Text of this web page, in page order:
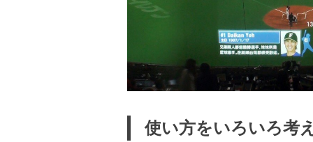
使い方をいろいろ考